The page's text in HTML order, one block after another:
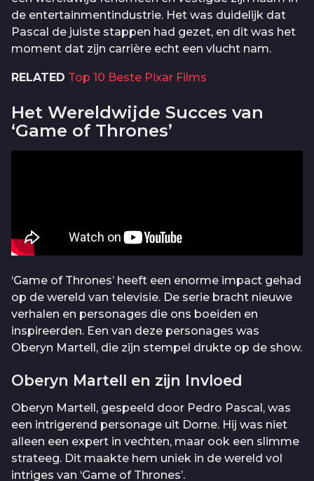
de entertainmentindustrie. Het was duidelijk dat
Pascal de juiste stappen had gezet, en dit was het
moment dat zijn carrière echt een vlucht nam.
RELATED Top 10 Beste Pixar Films
Het Wereldwijde Succes van
‘Game of Thrones’
‘Game of Thrones’ heeft een enorme impact gehad
op de wereld van televisie. De serie bracht nieuwe
verhalen en personages die ons boeiden en
inspireerden. Een van deze personages was
Oberyn Martell, die zijn stempel drukte op de show.
Oberyn Martell en zijn Invloed
Oberyn Martell, gespeeld door Pedro Pascal, was
een intrigerend personage uit Dorne. Hij was niet
alleen een expert in vechten, maar ook een slimme
strateeg. Dit maakte hem uniek in de wereld vol
intriges van ‘Game of Thrones’.